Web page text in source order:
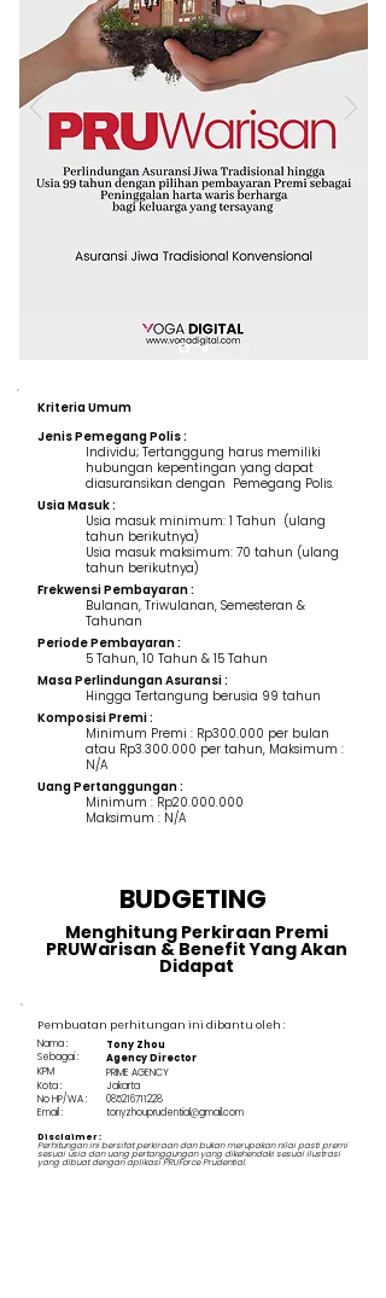
Kriteria Umum
Jenis Pemegang Polis :
Individu; Tertanggung harus memiliki
hubungan kepentingan yang dapat
diasuransikan dengan Pemegang Polis.
Usia Masuk :
Usia masuk minimum: 1 Tahun (ulang
tahun berikutnya)
Usia masuk maksimum: 70 tahun (ulang
tahun berikutnya)
Frekwensi Pembayaran :
Bulanan, Triwulanan, Semesteran &
Tahunan
Periode Pembayaran :
5 Tahun, 10 Tahun & 15 Tahun
Masa Perlindungan Asuransi :
Hingga Tertangung berusia 99 tahun
Komposisi Premi :
Minimum Premi : Rp300.000 per bulan
atau Rp3.300.000 per tahun, Maksimum :
N/A
Uang Pertanggungan :
Minimum : Rp20.000.000
Maksimum : N/A
BUDGETING
Menghitung Perkiraan Premi
PRUWarisan & Benefit Yang Akan
Didapat
Pembuatan perhitungan ini dibantu oleh :
Nama :
Tony Zhou
Sebagai :
Agency Director
KPM
PRIME AGENCY
Jakarta
Kota :
085216711228
No HP/WA :
Email :
tonyzhouprudential@gmail.com
Disclaimer :
Perhitungan ini bersifat perkiraan dan bukan merupakan nilai pasti premi
sesuai usia dan uang pertanggungan yang dikehendaki sesuai ilustrasi
yang dibuat dengan aplikasi PRUForce Prudential.